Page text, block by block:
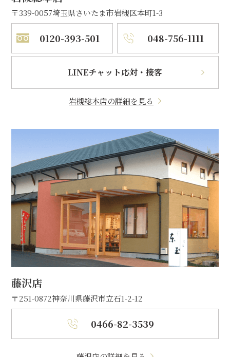
〒339-0057埼玉県さいたま市岩槻区本町1-3
0120-393-501 048-756-1111
LINEチャット応対・接客
岩槻総本店の詳細を見る
藤沢店
〒251-0872神奈川県藤沢市立石1-2-12
0466-82-3539